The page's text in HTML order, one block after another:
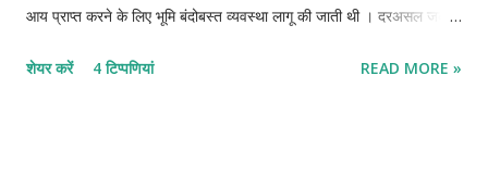
आय प्राप्त करने के लिए भूमि बंदोबस्त व्यवस्था लागू की जाती थी । दरअसल जब भी
ब्रिटिश शासन से पहले सभी शासकों ने मनुस्मृति में उल्लेखित भूमि बंदोबस्त व्यवस्था
शेयर करें 4 टिप्पणियां READ MORE »